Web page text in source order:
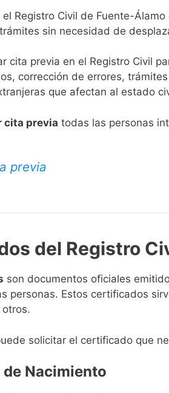
Registro Civil de Fuente-
sin necesidad de
cita previa en el Registro Civil
corrección de errores,
que afectan al estado
cita previa todas las personas
previa
del Registro
son documentos oficiales
personas. Estos certificados
solicitar el certificado que
Nacimiento